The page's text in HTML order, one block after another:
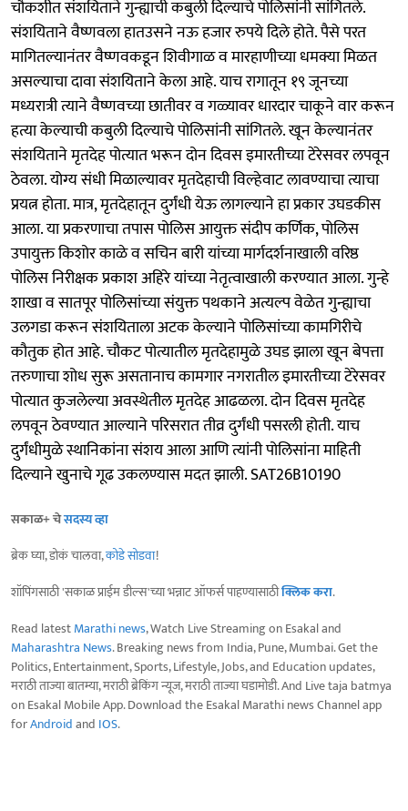
चौकशीत संशयिताने गुन्ह्याची कबुली दिल्याचे पोलिसांनी सांगितले.
संशयिताने वैष्णवला हातउसने नऊ हजार रुपये दिले होते. पैसे परत
मागितल्यानंतर वैष्णवकडून शिवीगाळ व मारहाणीच्या धमक्या मिळत
असल्याचा दावा संशयिताने केला आहे. याच रागातून १९ जूनच्या
मध्यरात्री त्याने वैष्णवच्या छातीवर व गळ्यावर धारदार चाकूने वार करून
हत्या केल्याची कबुली दिल्याचे पोलिसांनी सांगितले. खून केल्यानंतर
संशयिताने मृतदेह पोत्यात भरून दोन दिवस इमारतीच्या टेरेसवर लपवून
ठेवला. योग्य संधी मिळाल्यावर मृतदेहाची विल्हेवाट लावण्याचा त्याचा
प्रयत्न होता. मात्र, मृतदेहातून दुर्गंधी येऊ लागल्याने हा प्रकार उघडकीस
आला. या प्रकरणाचा तपास पोलिस आयुक्त संदीप कर्णिक, पोलिस
उपायुक्त किशोर काळे व सचिन बारी यांच्या मार्गदर्शनाखाली वरिष्ठ
पोलिस निरीक्षक प्रकाश अहिरे यांच्या नेतृत्वाखाली करण्यात आला. गुन्हे
शाखा व सातपूर पोलिसांच्या संयुक्त पथकाने अत्यल्प वेळेत गुन्ह्याचा
उलगडा करून संशयिताला अटक केल्याने पोलिसांच्या कामगिरीचे
कौतुक होत आहे. चौकट पोत्यातील मृतदेहामुळे उघड झाला खून बेपत्ता
तरुणाचा शोध सुरू असतानाच कामगार नगरातील इमारतीच्या टेरेसवर
पोत्यात कुजलेल्या अवस्थेतील मृतदेह आढळला. दोन दिवस मृतदेह
लपवून ठेवण्यात आल्याने परिसरात तीव्र दुर्गंधी पसरली होती. याच
दुर्गंधीमुळे स्थानिकांना संशय आला आणि त्यांनी पोलिसांना माहिती
दिल्याने खुनाचे गूढ उकलण्यास मदत झाली. SAT26B10190
सकाळ+ चेसदस्य व्हा
ब्रेक घ्या, डोकं चालवा,कोडे सोडवा!
शॉपिंगसाठी 'सकाळ प्राईम डील्स'च्या भन्नाट ऑफर्स पाहण्यासाठीक्लिक करा.
Read latestMarathi news, Watch Live Streaming on Esakal and
Maharashtra News. Breaking news from India, Pune, Mumbai. Get the
Politics, Entertainment, Sports, Lifestyle, Jobs, and Education updates,
मराठी ताज्या बातम्या, मराठी ब्रेकिंग न्यूज, मराठी ताज्या घडामोडी. And Live taja batmya
on Esakal Mobile App. Download the Esakal Marathi news Channel app
forAndroidand IOS.